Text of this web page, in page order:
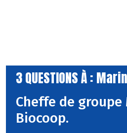
3 QUESTIONS À :
Cheffe de groupe
Biocoop.